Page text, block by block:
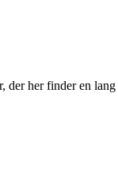
der her finder en